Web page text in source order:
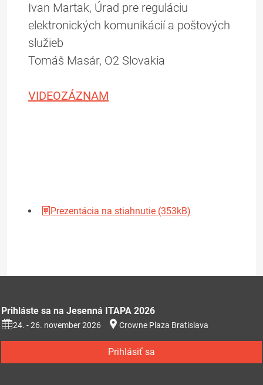
Ivan Martak, Úrad pre reguláciu
elektronických komunikácií a poštových
služieb
Tomáš Masár, O2 Slovakia
VIDEOZÁZNAM
Prezentácia na stiahnutie (353kB)
Prihláste sa na Jesenná ITAPA 2026
24. - 26. november 2026 Crowne Plaza Bratislava
Prihlásiť sa